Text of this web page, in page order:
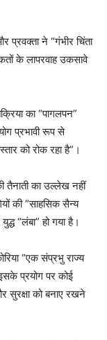
प्रवक्ता ने “गंभीर चिंता
के लापरवाह उकसावे
का “पागलपन”
प्रभावी रूप से
को रोक रहा है”।
का उल्लेख नहीं
की “साहसिक सैन्य
“लंबा” हो गया है।
“एक संप्रभु राज्य
प्रयोग पर कोई
सुरक्षा को बनाए रखने